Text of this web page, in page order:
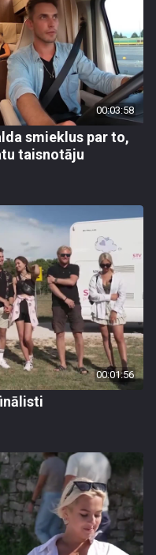
00:03:58
smieklus par to,
taisnotāju
00:01:56